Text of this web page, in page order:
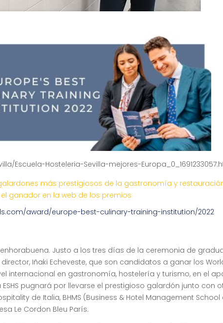
Escuela-Hosteleria-Sevilla-mejores-
galardones más prestigiosos de la gastronomía y
ganador en la web de los premios
award/europe-best-culinary-training-institution/2022
Justo a los tres días de la ceremonia de
Iñaki Echeveste, que son candidatos a ganar los
internacional en gastronomía, hostelería y turismo, en el
ESHS pugnará por llevarse el prestigioso galardón junto con
de Italia, BHMS (Business & Hotel Management School
Le Cordon Bleu París.